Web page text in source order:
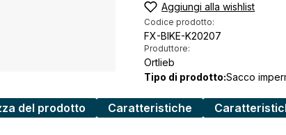
Aggiungi alla wishlist
Codice prodotto:
FX-BIKE-K20207
Produttore:
Ortlieb
Tipo di prodotto:Sacco
del prodotto Caratteristiche